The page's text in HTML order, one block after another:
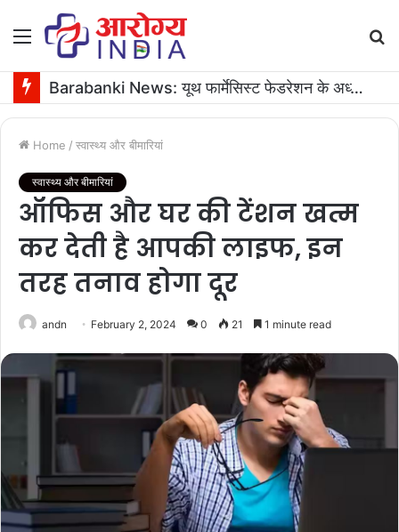
Menu
Barabanki News: यूथ फार्मेसिस्ट फेडरेशन के अध्यक्ष के जन्मदिन पर 16 यूनिट रक्तदान
Home / स्वास्थ्य और बीमारियां
स्वास्थ्य और बीमारियां
ऑफिस और घर की टेंशन खत्म
कर देती है आपकी लाइफ, इन
तरह तनाव होगा दूर
andn February 2, 2024 0 21 1 minute read